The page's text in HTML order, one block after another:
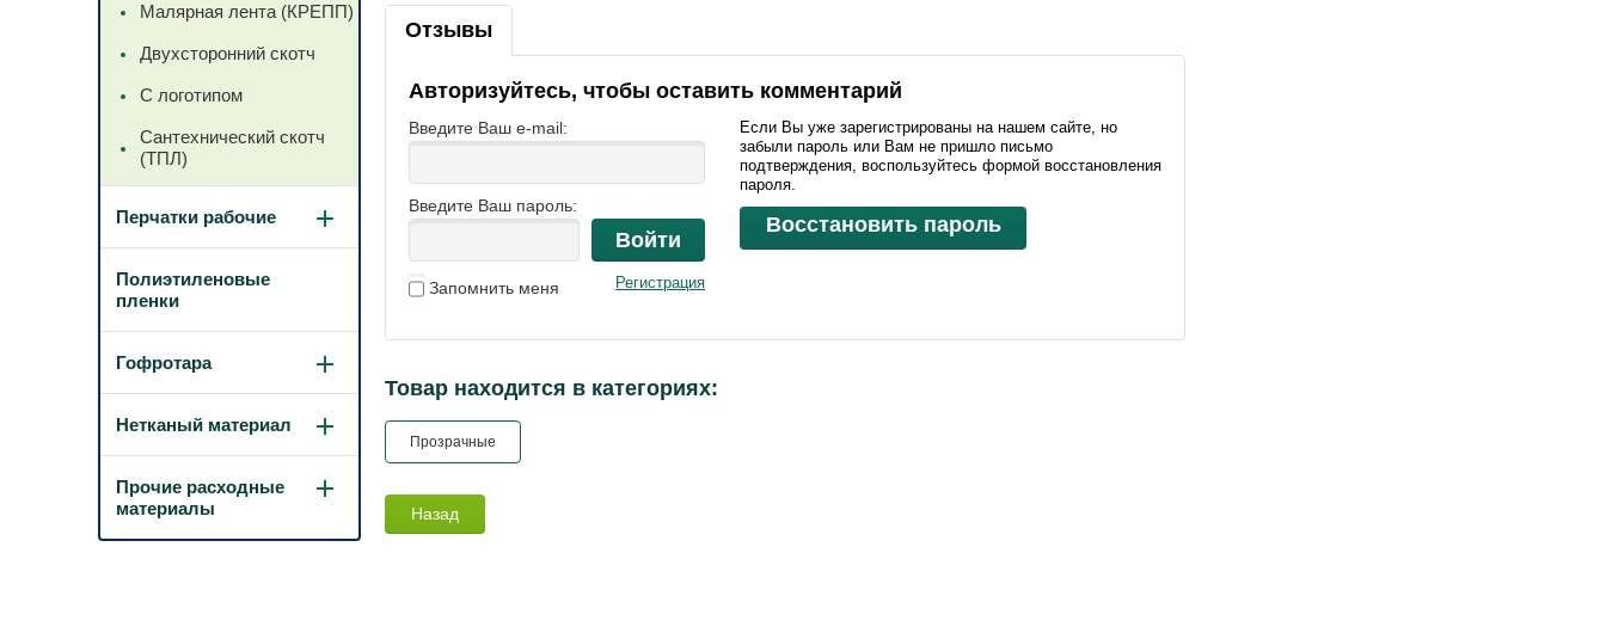
Отзывы
Авторизуйтесь, чтобы оставить комментарий
Введите Ваш e-mail:
Введите Ваш пароль:
Войти
Запомнить меня Регистрация
Если Вы уже зарегистрированы на нашем сайте, но
забыли пароль или Вам не пришло письмо
подтверждения, воспользуйтесь формой восстановления
пароля.
Восстановить пароль
Товар находится в категориях:
Прозрачные
Назад
Малярная лента (КРЕПП)
Двухсторонний скотч
С логотипом
Сантехнический скотч
(ТПЛ)
Перчатки рабочие
Полиэтиленовые
пленки
Гофротара
Нетканый материал
Прочие расходные
материалы